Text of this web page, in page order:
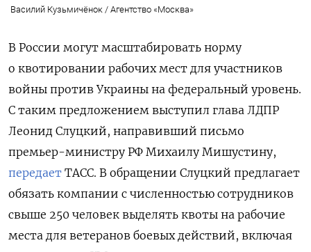
Василий Кузьмичёнок / Агентство «Москва»
В России могут масштабировать норму
о квотировании рабочих мест для участников
войны против Украины на федеральный уровень.
С таким предложением выступил глава ЛДПР
Леонид Слуцкий, направивший письмо
премьер-министру РФ Михаилу Мишустину,
передает ТАСС. В обращении Слуцкий предлагает
обязать компании с численностью сотрудников
свыше 250 человек выделять квоты на рабочие
места для ветеранов боевых действий, включая